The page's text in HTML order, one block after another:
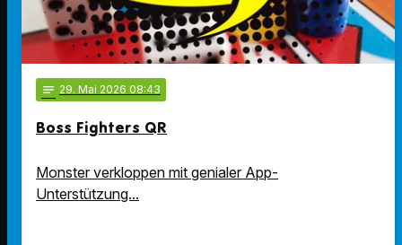
notes 29. Mai 2026 08:43
Boss Fighters QR
Monster verkloppen mit genialer App-
Unterstützung...